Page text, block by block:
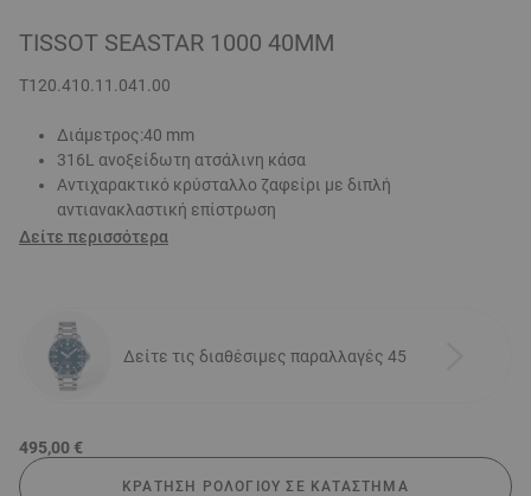
TISSOT SEASTAR 1000 40MM
T120.410.11.041.00
Διάμετρος:40 mm
316L ανοξείδωτη ατσάλινη κάσα
Αντιχαρακτικό κρύσταλλο ζαφείρι με διπλή
αντιανακλαστική επίστρωση
Δείτε περισσότερα
Δείτε τις διαθέσιμες παραλλαγές 45
495,00 €
ΚΡΆΤΗΣΗ ΡΟΛΟΓΙΟΎ ΣΕ ΚΑΤΆΣΤΗΜΑ